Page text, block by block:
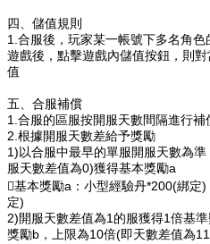
四、儲值規則
1.合服後，玩家某一帳號下多名角
遊戲後，點擊遊戲內儲值按鈕，則對
值
五、合服補償
1.合服的區服按開服天數間隔進行補
2.根據開服天數差給予獎勵
1)以合服中最早的單服開服天數為
服天數差值為0)獲得基本獎勵a
基本獎勵a：小型經驗丹*200(綁定
定)
2)開服天數差值為1的服獲得1倍基
獎勵b，上限為10倍(即天數差值為